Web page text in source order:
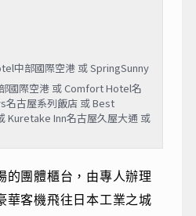
中部國際空港 或 SpringSunny
國際空港 或 Comfort Hotel名
名古屋系列飯店 或 Best
Kuretake Inn名古屋久屋大通 或
的團體櫃台，由專人辦理
華客機飛往日本工業之城